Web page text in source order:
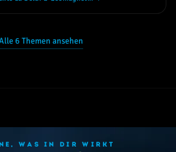
6 Themen ansehen
WAS IN DIR WIRKT